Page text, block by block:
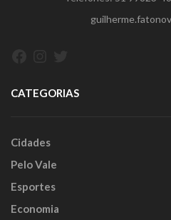
CATEGORIAS
Cidades
Pelo Vale
Esportes
Economia